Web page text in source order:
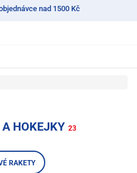
nad 1500 Kč
A HOKEJKY 23
RAKETY